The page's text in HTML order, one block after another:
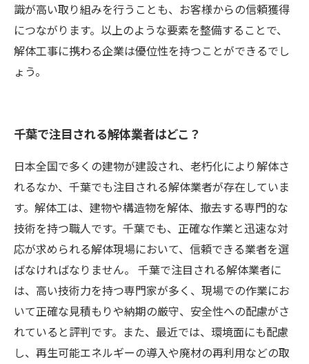
識が高い取り組みを行うことも、お客様からの信頼獲得
につながります。以上のような要素を整備することで、
解体工事に携わる企業は優位性を持つことができるでし
ょう。
千葉で注目される解体業者はどこ？
日本全国で多くの建物が建設され、老朽化により解体さ
れるなか、千葉でも注目される解体業者が存在していま
す。解体工は、建物や構造物を解体、撤去する専門的な
技術を持つ職人です。千葉でも、正確な作業と迅速な対
応が求められる解体現場において、信頼できる業者を選
ばなければなりません。 千葉で注目される解体業者に
は、高い技術力を持つ専門家が多く、現場での作業にお
いて正確な見積もりや納期の厳守、安全性への配慮がさ
れていると評判です。また、最近では、環境面にも配慮
し、再生可能エネルギーの導入や廃材の再利用などの取